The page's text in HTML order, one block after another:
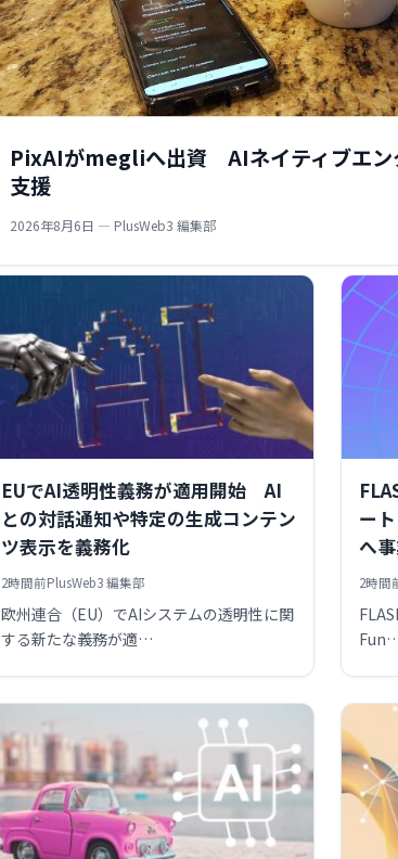
PixAIがmegliへ出資 AIネイティブエン
支援
2026年8月6日 — PlusWeb3 編集部
EUでAI透明性義務が適用開始 AI
との対話通知や特定の生成コンテン
ツ表示を義務化
2時間前PlusWeb3 編集部
欧州連合（EU）でAIシステムの透明性に関
する新たな義務が適…
ー
へ
2時間